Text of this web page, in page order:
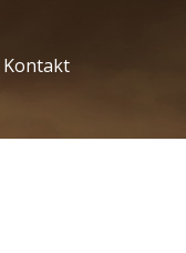
Kontakt